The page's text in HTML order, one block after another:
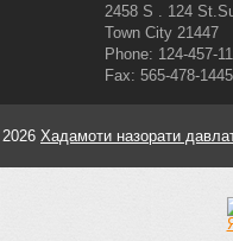
2458 S . 124
Town City 21447
Phone: 124-457-
Fax: 565-478-1445
Хадамоти назорати